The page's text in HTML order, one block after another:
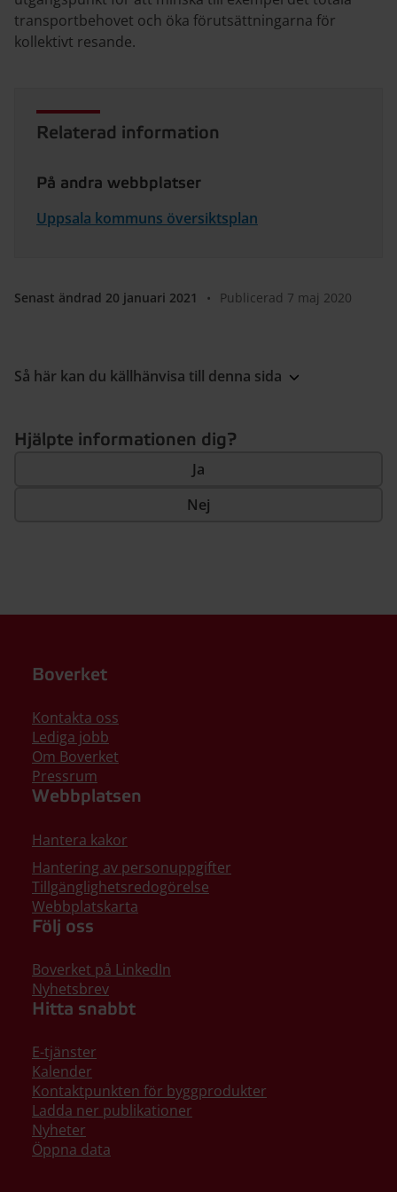
transportbehovet och öka förutsättningarna för
kollektivt resande.
Relaterad information
På andra webbplatser
Uppsala kommuns översiktsplan
Senast ändrad 20 januari 2021 • Publicerad 7 maj 2020
Så här kan du källhänvisa till denna sida
Hjälpte informationen dig?
Ja
Nej
Boverket
Kontakta oss
Lediga jobb
Om Boverket
Pressrum
Webbplatsen
Hantera kakor
Hantering av personuppgifter
Tillgänglighetsredogörelse
Webbplatskarta
Följ oss
Boverket på LinkedIn
Nyhetsbrev
Hitta snabbt
E-tjänster
Kalender
Kontaktpunkten för byggprodukter
Ladda ner publikationer
Nyheter
Öppna data